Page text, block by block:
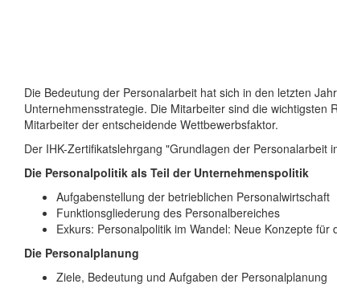
Die Bedeutung der Personalarbeit hat sich in den letzten
Unternehmensstrategie. Die Mitarbeiter sind die
Mitarbeiter der entscheidende Wettbewerbsfaktor.
Der IHK-Zertifikatslehrgang "Grundlagen der
Die Personalpolitik als Teil der Unternehmenspolitik
Aufgabenstellung der betrieblichen Personalwirtschaft
Funktionsgliederung des Personalbereiches
Exkurs: Personalpolitik im Wandel: Neue Konzepte für
Die Personalplanung
Ziele, Bedeutung und Aufgaben der Personalplanung